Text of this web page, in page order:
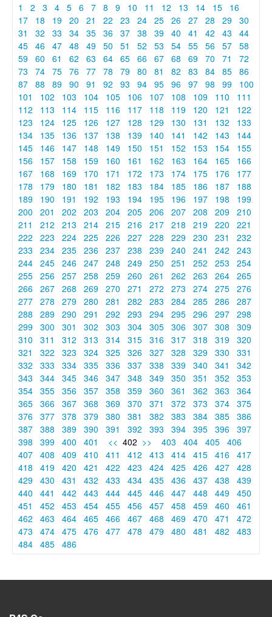
1 2 3 4 5 6 7 8 9 10 11 12 13 14 15
16
17
18 19 20 21 22 23 24 25 26 27 28 29 30
31
32 33 34 35 36 37 38 39 40 41 42 43
44
45 46 47 48 49 50 51 52 53 54 55 56 57 58
59 60 61 62 63 64 65 66 67 68 69 70 71
72
73
74 75 76 77 78 79 80 81 82 83 84 85 86
87 88 89 90 91 92 93 94 95 96 97 98 99
100
101
102 103 104 105 106 107 108 109 110
111
112
113 114 115 116 117 118 119 120 121
122
123
124 125 126 127 128 129 130 131 132
133
134
135 136 137 138 139 140 141 142 143
144
145
146 147 148 149 150 151 152 153 154
155
156
157 158 159 160 161 162 163 164 165
166
167
168 169 170 171 172 173 174 175 176
177
178
179 180 181 182 183 184 185 186 187
188
189
190 191 192 193 194 195 196 197 198
199
200
201 202 203 204 205 206 207 208 209 210
211
212 213 214 215 216 217 218 219 220
221
222
223 224 225 226 227 228 229 230 231
232
233
234 235 236 237 238 239 240 241 242
243
244 245 246 247 248 249 250 251 252 253
254
255 256 257 258 259 260 261 262 263 264 265
266 267 268 269 270 271 272 273 274 275 276
277 278 279 280 281 282 283 284 285 286 287
288
289 290 291 292 293 294 295 296 297 298
299 300 301 302 303 304 305 306 307 308
309
310
311 312 313 314 315 316 317 318 319 320
321
322 323 324 325 326 327 328 329 330
331
332
333 334 335 336 337 338 339 340 341
342
343
344 345 346 347 348 349 350 351 352
353
354 355 356 357 358 359 360 361 362 363
364
365 366 367 368 369 370 371 372 373 374 375
376 377 378 379 380 381 382 383 384 385 386
387 388 389 390 391 392 393 394 395 396 397
398
399 400 401 << 402 >> 403 404 405 406
407 408 409 410 411 412 413 414 415 416 417
418
419 420 421 422 423 424 425 426 427 428
429 430 431 432 433 434 435 436 437 438
439
440
441 442 443 444 445 446 447 448 449 450
451
452 453 454 455 456 457 458 459 460
461
462
463 464 465 466 467 468 469 470 471
472
473
474 475 476 477 478 479 480 481 482
483
484 485 486